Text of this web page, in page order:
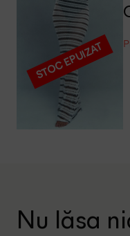
STOC EPUIZAT
Nu lăsa